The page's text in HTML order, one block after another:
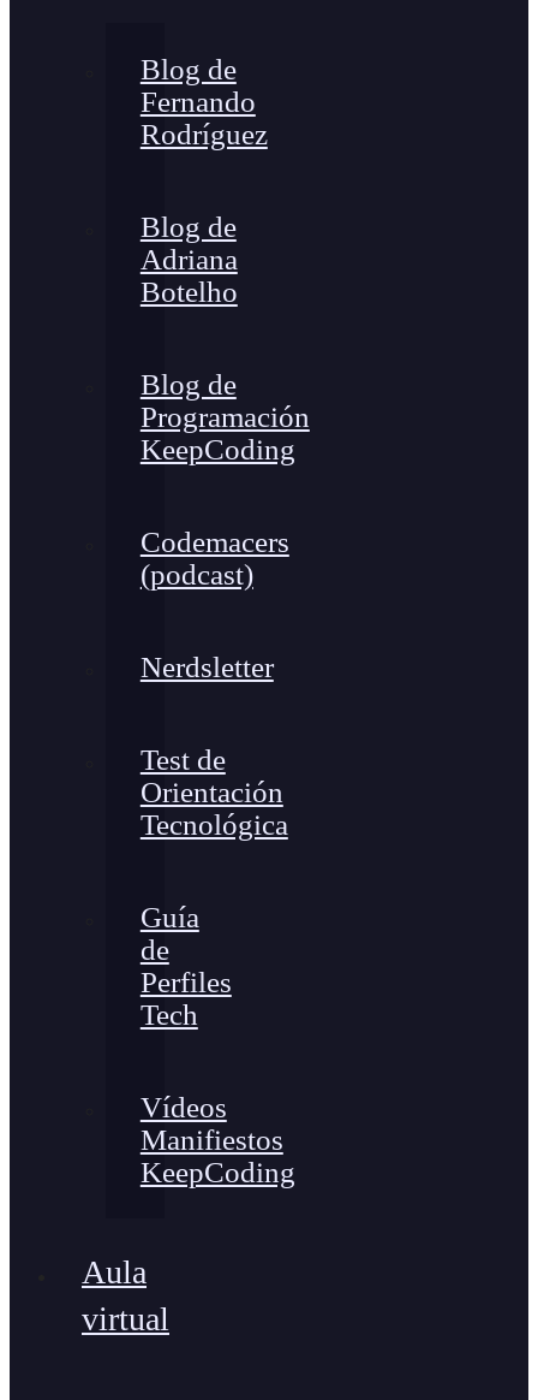
Blog de
Fernando
Rodríguez
Blog de
Adriana
Botelho
Blog de
Programación
KeepCoding
Codemacers
(podcast)
Nerdsletter
Test de
Orientación
Tecnológica
Guía
de
Perfiles
Tech
Vídeos
Manifiestos
KeepCoding
Aula
virtual